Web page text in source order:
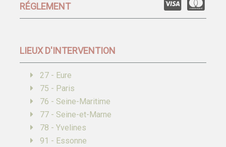
RÉGLEMENT
LIEUX D'INTERVENTION
27 - Eure
75 - Paris
76 - Seine-Maritime
77 - Seine-et-Marne
78 - Yvelines
91 - Essonne